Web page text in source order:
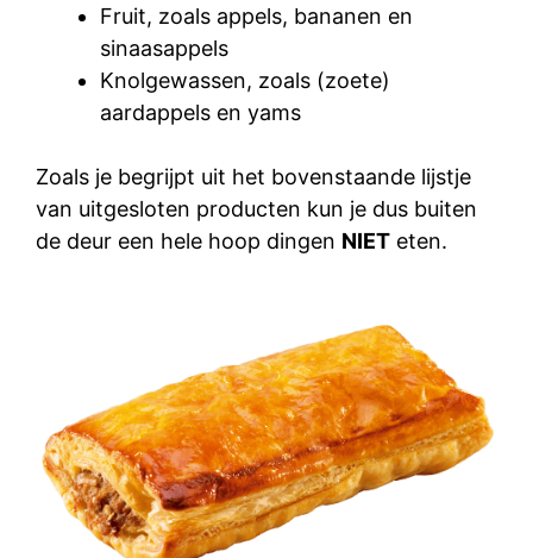
Fruit, zoals appels, bananen en
sinaasappels
Knolgewassen, zoals (zoete)
aardappels en yams
Zoals je begrijpt uit het bovenstaande lijstje
van uitgesloten producten kun je dus buiten
de deur een hele hoop dingen NIET eten.